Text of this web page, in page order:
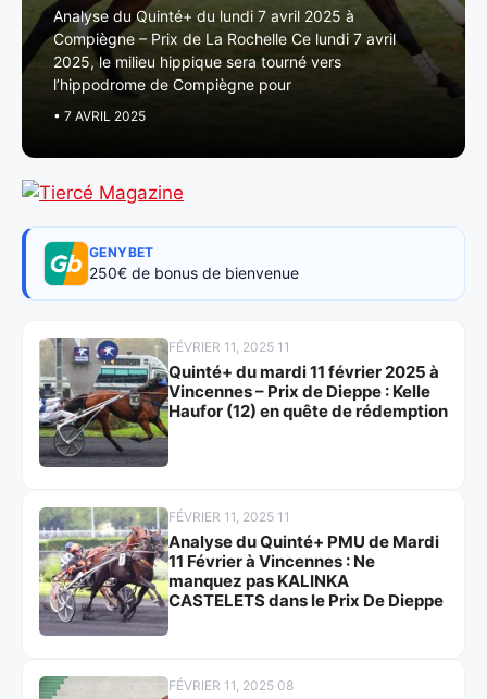
Analyse du Quinté+ du lundi 7 avril 2025 à
Compiègne – Prix de La Rochelle Ce lundi 7 avril
2025, le milieu hippique sera tourné vers
l’hippodrome de Compiègne pour
• 7 AVRIL 2025
GENYBET
250€ de bonus de bienvenue
FÉVRIER 11, 2025 11
Quinté+ du mardi 11 février 2025 à
Vincennes – Prix de Dieppe : Kelle
Haufor (12) en quête de rédemption
FÉVRIER 11, 2025 11
Analyse du Quinté+ PMU de Mardi
11 Février à Vincennes : Ne
manquez pas KALINKA
CASTELETS dans le Prix De Dieppe
FÉVRIER 11, 2025 08